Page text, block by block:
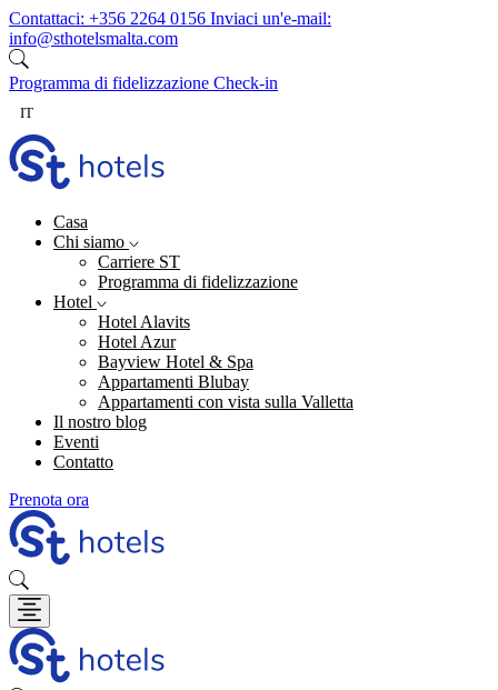
Vai al contenuto
Contattaci: +356 2264 0156 Inviaci un'e-mail:
info@sthotelsmalta.com
Programma di fidelizzazione Check-in
IT
Casa
Chi siamo
Carriere ST
Programma di fidelizzazione
Hotel
Hotel Alavits
Hotel Azur
Bayview Hotel & Spa
Appartamenti Blubay
Appartamenti con vista sulla Valletta
Il nostro blog
Eventi
Contatto
Prenota ora